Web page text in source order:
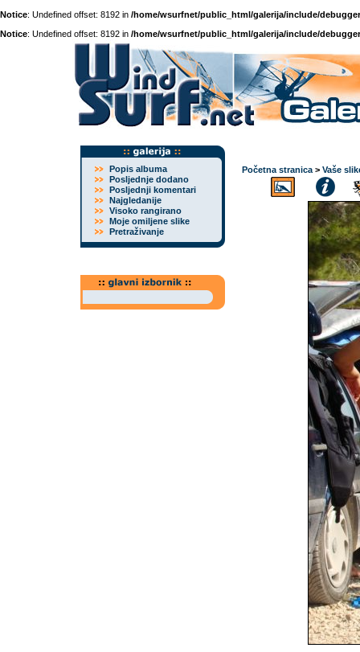
Notice: Undefined offset: 8192 in /home/wsurfnet/public_html/galerija/include/
Notice: Undefined offset: 8192 in /home/wsurfnet/public_html/galerija/include/
Popis albuma
Posljednje dodano
Posljednji komentari
Najgledanije
Visoko rangirano
Moje omiljene slike
Pretraživanje
Početna stranica > Vaše